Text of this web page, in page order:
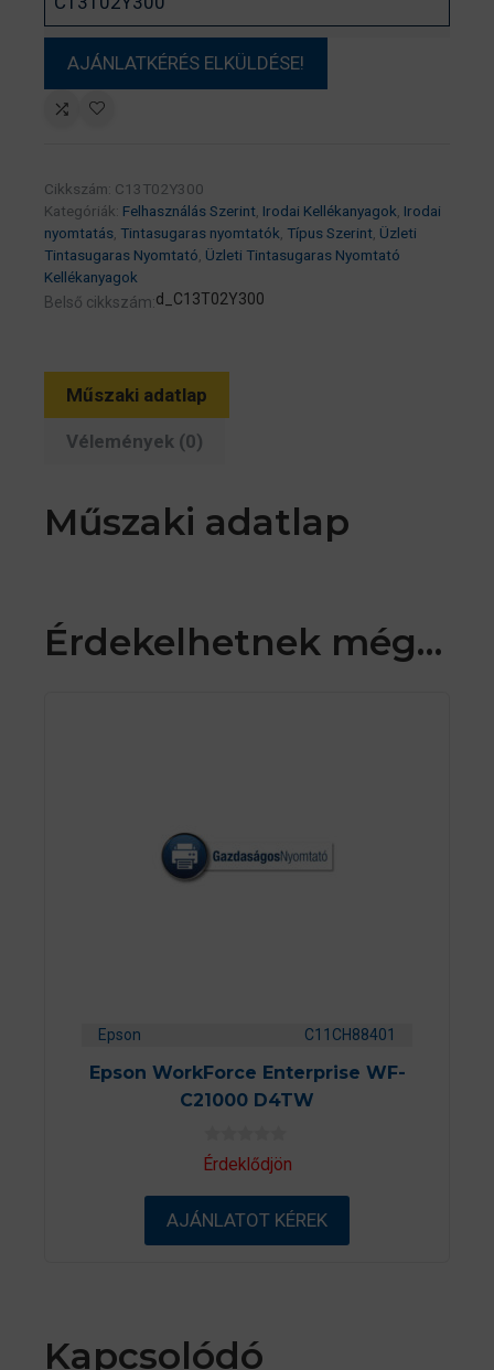
Cikkszám: C13T02Y300
Kategóriák: Felhasználás Szerint, Irodai Kellékanyagok, Irodai
nyomtatás, Tintasugaras nyomtatók, Típus Szerint, Üzleti
Tintasugaras Nyomtató, Üzleti Tintasugaras Nyomtató
Kellékanyagok
Belső cikkszám:d_C13T02Y300
Műszaki adatlap
Vélemények (0)
Műszaki adatlap
Érdekelhetnek még…
Epson C11CH88401
Epson WorkForce Enterprise WF-
C21000 D4TW
0
a
-
ő
Érdeklődjön
AJÁNLATOT KÉREK
Kapcsolódó